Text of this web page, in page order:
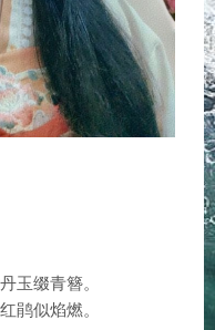
玉缀青簪。
鹃似焰燃。